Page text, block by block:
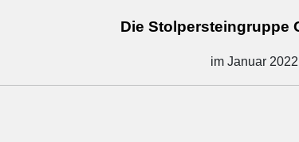
Die Stolpersteingruppe
im Januar 2022